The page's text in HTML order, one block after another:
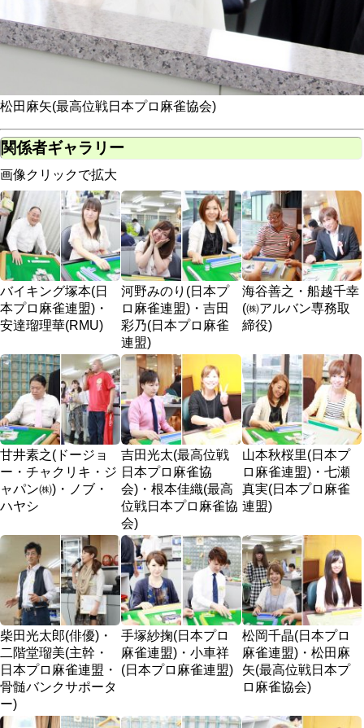
松田麻矢(最高位戦日本プロ麻雀協会)
関係者ギャラリー
画像クリックで拡大
バイキング塚本(日
本プロ麻雀連盟)・
安達瑠理華(RMU)
河野みのり(日本プ
ロ麻雀連盟)・吉田
彩乃(日本プロ麻雀
連盟)
海谷善之・船越千幸
(㈱アルバン専務取
締役)
甘井素之(ドージョ
ー・チャクリキ・ジ
ャパン㈱)・ノブ・
ハヤシ
吉田光太(最高位戦
日本プロ麻雀協
会)・根本佳織(最高
位戦日本プロ麻雀協
会)
山本秋桜里(日本プ
ロ麻雀連盟)・七瀬
真実(日本プロ麻雀
連盟)
柴田光太郎(俳優)・
二階堂瑠美(主幹・
日本プロ麻雀連盟・
骨髄バンクサポータ
ー)
手塚紗掬(日本プロ
麻雀連盟)・小車祥
(日本プロ麻雀連盟)
松岡千晶(日本プロ
麻雀連盟)・松田麻
矢(最高位戦日本プ
ロ麻雀協会)